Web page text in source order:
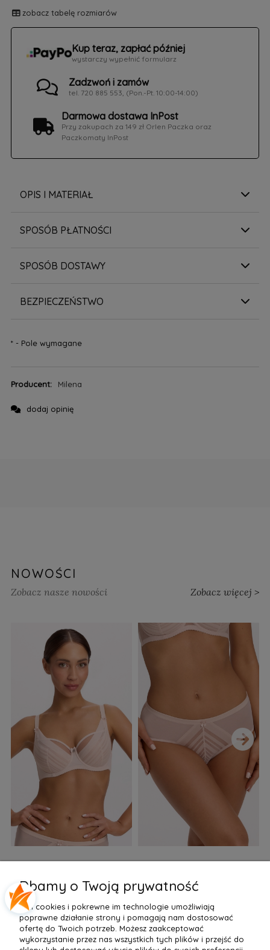
zobacz tabelę rozmiarów
Kup teraz, zapłać później
wystarczy wypełnić formularz
Zadzwoń i zamów
tel. 720 885 553, (Pon.-Pt. 10:00-14:00)
Darmowa dostawa InPost
Przy zakupach za 149 zł Orlen Paczka oraz
Paczkomaty InPost
OPIS I MATERIAŁ
SPOSÓB PŁATNOŚCI
SPOSÓB DOSTAWY
BEZPIECZEŃSTWO
*- Pole wymagane
Producent: Milena
dodaj opinię
NOWOŚCI
Zobacz nasze nowości Zobacz więcej >
155,99 zł
Do Koszyka »
77,99 zł
Do Koszyka »
›
Dbamy o Twoją prywatność
Pliki cookies i pokrewne im technologie umożliwiają
poprawne działanie strony i pomagają nam dostosować
ofertę do Twoich potrzeb. Możesz zaakceptować
wykorzystanie przez nas wszystkich tych plików i przejść do